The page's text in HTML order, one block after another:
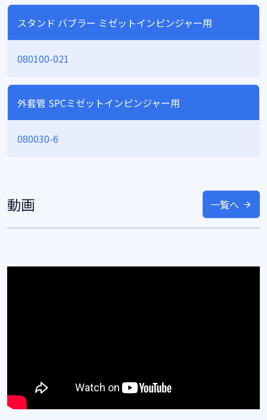
スタンド バブラー ミゼットインピンジャー用
080100-021
外套管 SPCミゼットインピンジャー用
080030-6
動画 一覧へ